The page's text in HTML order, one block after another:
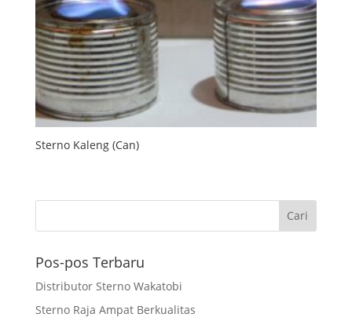
Sterno Kaleng (Can)
Pos-pos Terbaru
Distributor Sterno Wakatobi
Sterno Raja Ampat Berkualitas